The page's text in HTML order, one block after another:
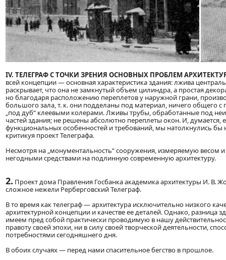
IV. ТЕЛЕГРАФ С ТОЧКИ ЗРЕНИЯ ОСНОВНЫХ ПРОБЛЕМ
всей концепции — основная характеристика здания: лжива
раскрывает, что она не замкнутый объем цилиндра, а простая
но благодаря расположению переплетов у наружной грани,
большого зала, т. к. они подделаны под материал, ничего общего
„под дуб“ клеевыми колерами. Лживы трубы, обработанные под
частей здания; не решены абсолютно переплеты окон. И, думается,
функциональных особенностей и требований, мы натолкнулись
критикуя проект Телеграфа.
Несмотря на „монументальность“ сооружения, измеряемую
негодными средствами на подлинную современную архитектуру.
2. Проект дома Правления Госбанка академика архитектуры И. В.
сложное нежели Рерберговский Телеграф.
В то время как телеграф — архитектура исключительно низкого
архитектурной концепции и качестве ее деталей. Однако, разница
имеем пред собой практически проводимую в нашу
правоту своей эпохи, ни в силу своей творческой деятельности,
потребностями сегодняшнего дня.
В обоих случаях — перед нами спасительное бегство в прошлое.